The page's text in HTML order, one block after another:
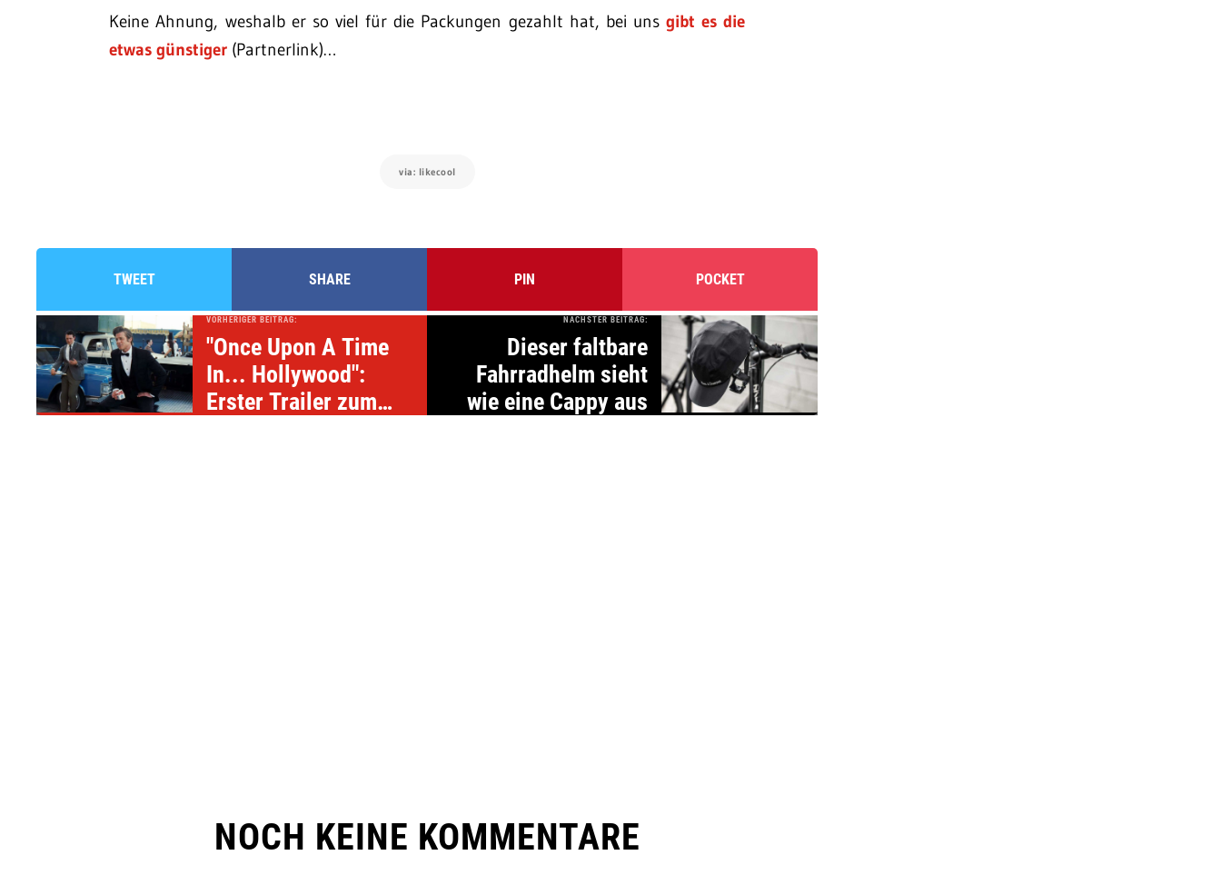
Keine Ahnung, weshalb er so viel für die Packungen gezahlt hat, bei unsgibt es die
etwas günstiger (Partnerlink)…
via: likecool
TWEET SHARE PIN POCKET
VORHERIGER BEITRAG:
"Once Upon A Time
In... Hollywood":
Erster Trailer zum
NÄCHSTER BEITRAG:
Dieser faltbare
Fahrradhelm sieht
wie eine Cappy aus
NOCH KEINE KOMMENTARE